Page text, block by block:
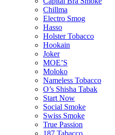
Chillma
Electro Smog
Hasso
Holster Tobacco
Hookain
Joker
MOE’S
Moloko
Nameless Tobacco
O’s Shisha Tabak
Start Now
Social Smoke
Swiss Smoke
True Passion
187 Tabacco